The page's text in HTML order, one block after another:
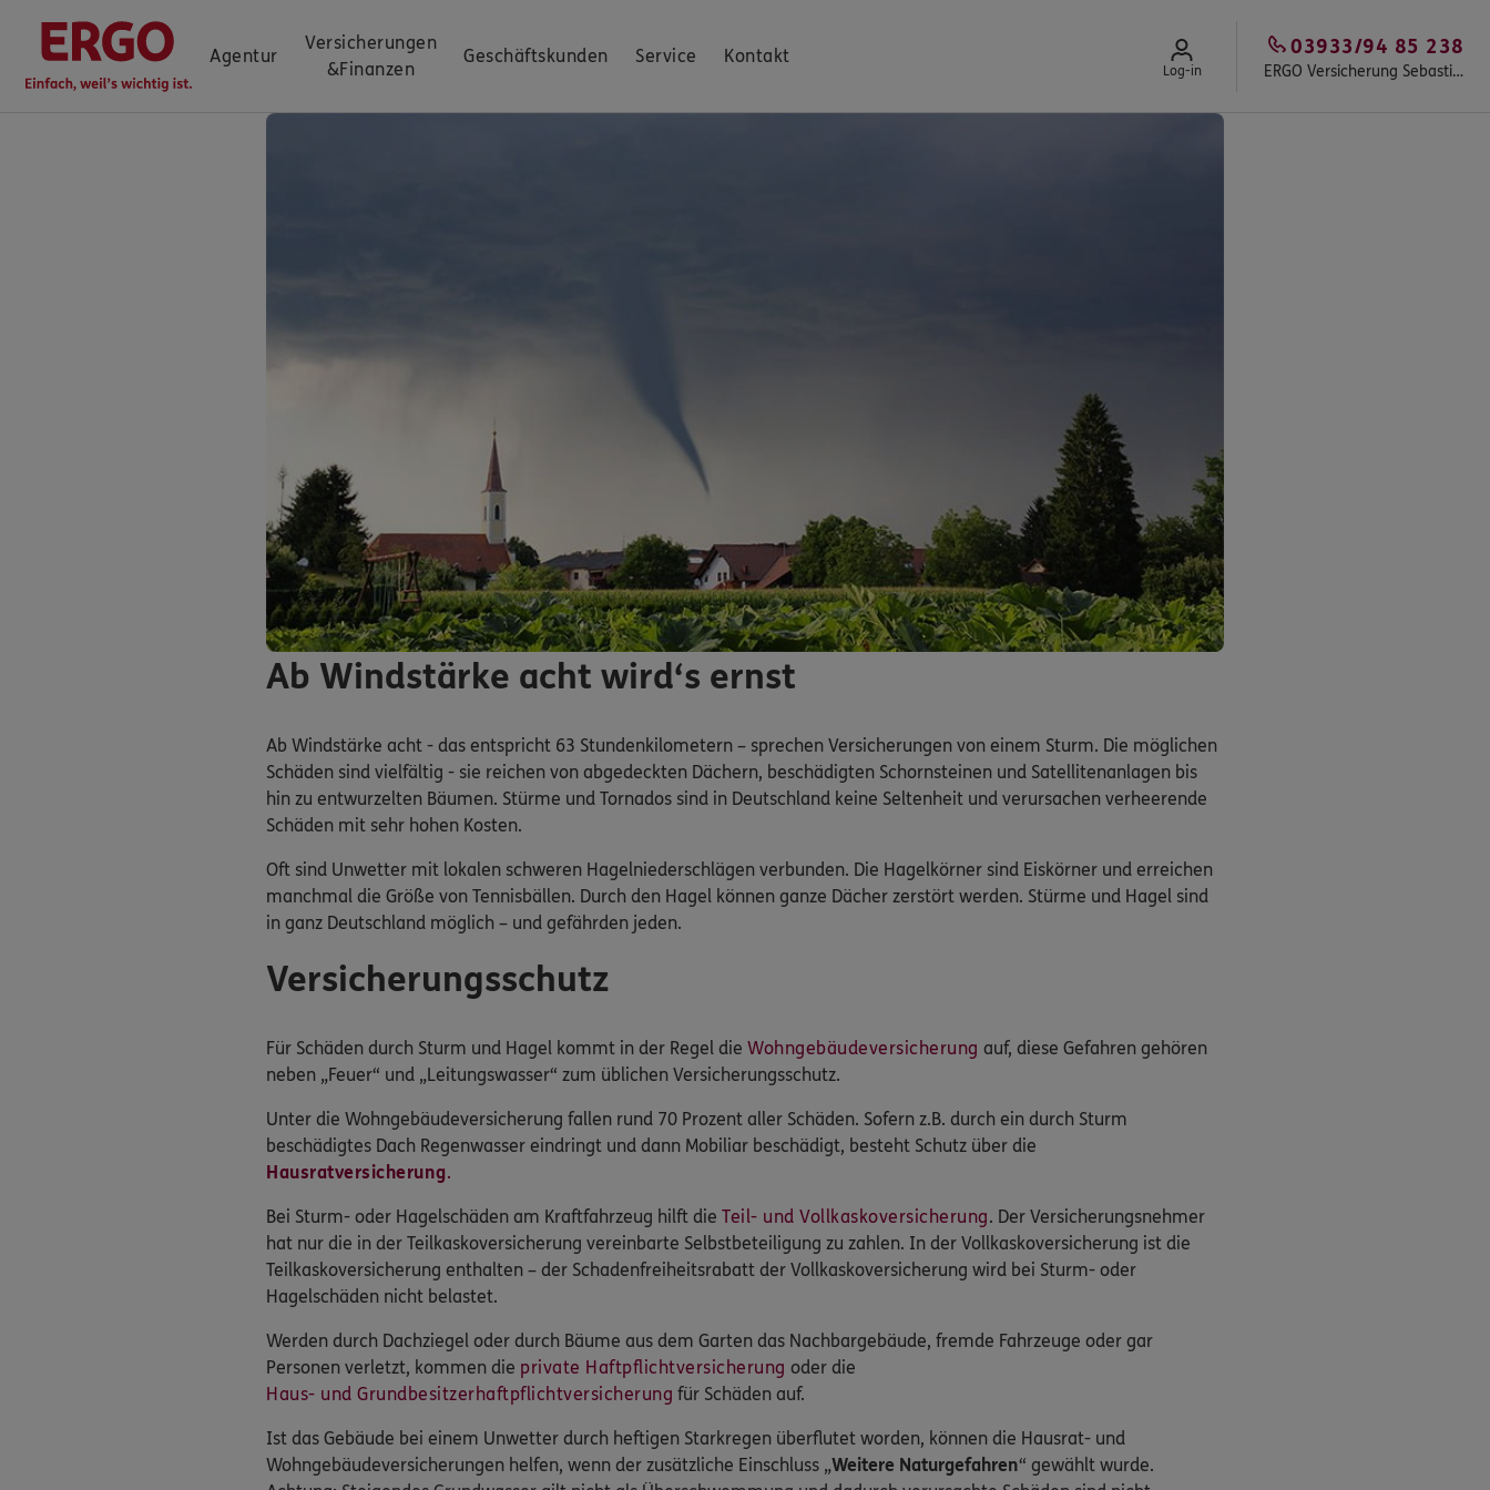
Agentur
Versicherungen
&Finanzen
Geschäftskunden Service Kontakt
Log-in ERGO Versicherung Sebastian Hold
03933/94 85 238
Ab Windstärke acht wird‘s ernst
Ab Windstärke acht - das entspricht 63 Stundenkilometern – sprechen Versicherungen von einem Sturm. Die möglichen
Schäden sind vielfältig - sie reichen von abgedeckten Dächern, beschädigten Schornsteinen und Satellitenanlagen bis
hin zu entwurzelten Bäumen. Stürme und Tornados sind in Deutschland keine Seltenheit und verursachen verheerende
Schäden mit sehr hohen Kosten.
Oft sind Unwetter mit lokalen schweren Hagelniederschlägen verbunden. Die Hagelkörner sind Eiskörner und erreichen
manchmal die Größe von Tennisbällen. Durch den Hagel können ganze Dächer zerstört werden. Stürme und Hagel sind
in ganz Deutschland möglich – und gefährden jeden.
Versicherungsschutz
Für Schäden durch Sturm und Hagel kommt in der Regel die Wohngebäudeversicherung auf, diese Gefahren gehören
neben „Feuer“ und „Leitungswasser“ zum üblichen Versicherungsschutz.
Unter die Wohngebäudeversicherung fallen rund 70 Prozent aller Schäden. Sofern z.B. durch ein durch Sturm
beschädigtes Dach Regenwasser eindringt und dann Mobiliar beschädigt, besteht Schutz über die
Hausratversicherung.
Bei Sturm- oder Hagelschäden am Kraftfahrzeug hilft die Teil- und Vollkaskoversicherung. Der Versicherungsnehmer
hat nur die in der Teilkaskoversicherung vereinbarte Selbstbeteiligung zu zahlen. In der Vollkaskoversicherung ist die
Teilkaskoversicherung enthalten – der Schadenfreiheitsrabatt der Vollkaskoversicherung wird bei Sturm- oder
Hagelschäden nicht belastet.
Werden durch Dachziegel oder durch Bäume aus dem Garten das Nachbargebäude, fremde Fahrzeuge oder gar
Personen verletzt, kommen die private Haftpflichtversicherung oder die
Haus- und Grundbesitzerhaftpflichtversicherung für Schäden auf.
Ist das Gebäude bei einem Unwetter durch heftigen Starkregen überflutet worden, können die Hausrat- und
Wohngebäudeversicherungen helfen, wenn der zusätzliche Einschluss „Weitere Naturgefahren“ gewählt wurde.